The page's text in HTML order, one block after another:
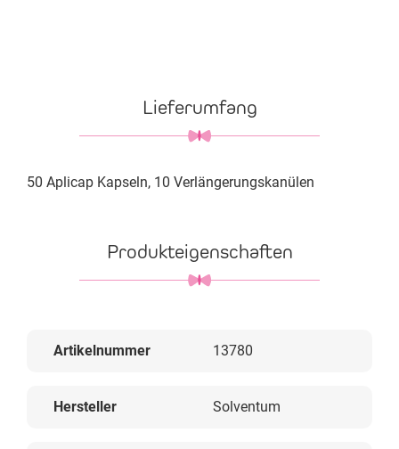
Lieferumfang
50 Aplicap Kapseln, 10 Verlängerungskanülen
Produkteigenschaften
Artikelnummer 13780
Hersteller Solventum